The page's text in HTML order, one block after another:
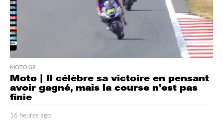
MOTO GP
Moto | Il célèbre sa victoire en pensant
avoir gagné, mais la course n’est pas
finie
16 heures ago